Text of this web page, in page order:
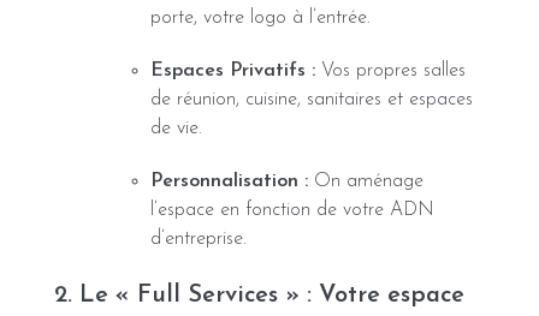
porte, votre logo à l’entrée.
Espaces Privatifs : Vos propres salles
de réunion, cuisine, sanitaires et espaces
de vie.
Personnalisation : On aménage
l’espace en fonction de votre ADN
d’entreprise.
2. Le « Full Services » : Votre espace